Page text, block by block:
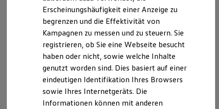
Marke und Erlebnis
Volkswagen R und R Experience
R-Modelle
R Experience
Driving Experience
Volkswagen entdecken
Werkbesichtigung
Lifestyle Shop
T-Roc Kollektion
Golf Kollektion
deutschen Lieferprogramm abweichen. Abgebildet sind
teilweise Sonderausstattungen der Fahrzeuge gegen
Mehrpreis.
Bitte beachten Sie auch unseren Konfigurator für eine
Übersicht der aktuell verfügbaren Modelle und Ausstattungen.
Die angegebenen Verbrauchs- und Emissionswerte beziehen
sich nicht auf ein einzelnes Fahrzeug und sind nicht Bestandteil
des Angebots, sondern dienen allein Vergleichszwecken
zwischen den verschiedenen Fahrzeugtypen.
Zusatzausstattungen undZubehör(Anbauteile, Reifenformat
Erscheinungshäufigkeit einer Anzeige zu
begrenzen und die Effektivität von
Kampagnen zu messen und zu steuern. Sie
registrieren, ob Sie eine Webseite besucht
haben oder nicht, sowie welche Inhalte
genutzt worden sind. Dies basiert auf einer
eindeutigen Identifikation Ihres Browsers
sowie Ihres Internetgeräts. Die
Informationen können mit anderen